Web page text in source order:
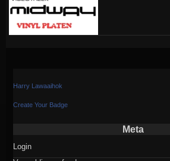
Harry Lawaaihok
Create Your Badge
Meta
Login